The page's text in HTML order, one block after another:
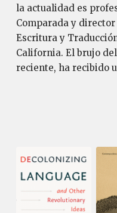
la actualidad es
Comparada y
Escritura y
California. El brujo
reciente, ha recibido